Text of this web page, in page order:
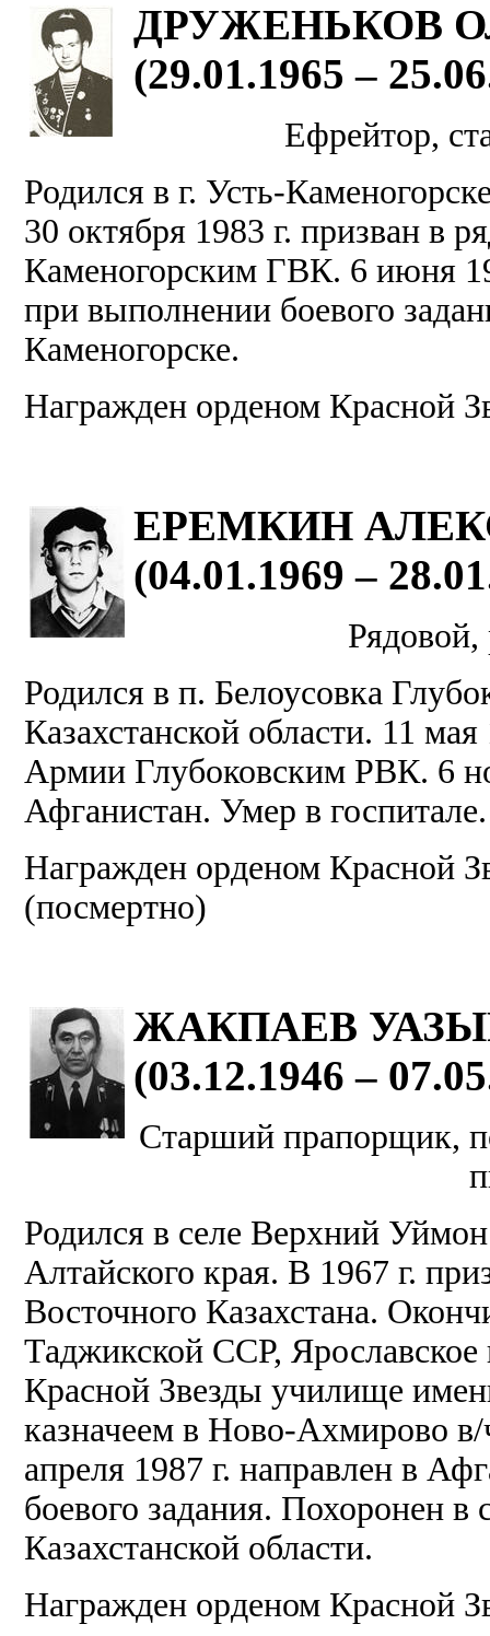
ДРУЖЕНЬКОВ
(29.01.1965 –
Ефрейтор,
Родился в г. Усть-
30 октября 1983 г. призван в
Каменогорским ГВК. 6 июня
при выполнении боевого
Каменогорске.
Награжден орденом Красной
ЕРЕМКИН
(04.01.1969 –
Рядовой,
Родился в п. Белоусовка
Казахстанской области. 11
Армии Глубоковским РВК. 6
Афганистан. Умер в
Награжден орденом Красной
(посмертно)
ЖАКПАЕВ
(03.12.1946 –
Старший прапорщик,
Родился в селе Верхний
Алтайского края. В 1967 г.
Восточного Казахстана.
Таджикской ССР,
Красной Звезды училище
казначеем в Ново-Ахмирово
апреля 1987 г. направлен в
боевого задания. Похоронен
Казахстанской области.
Награжден орденом Красной